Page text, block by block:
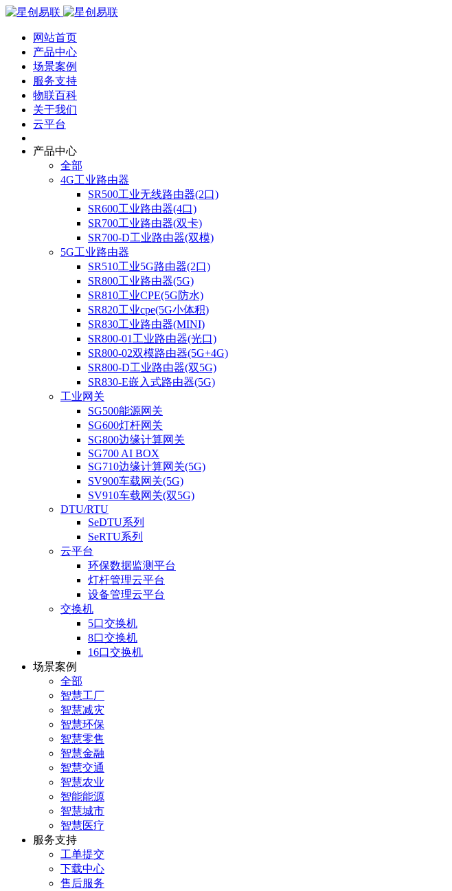
网站首页
产品中心
场景案例
服务支持
物联百科
关于我们
云平台
产品中心
全部
4G工业路由器
SR500工业无线路由器(2口)
SR600工业路由器(4口)
SR700工业路由器(双卡)
SR700-D工业路由器(双模)
5G工业路由器
SR510工业5G路由器(2口)
SR800工业路由器(5G)
SR810工业CPE(5G防水)
SR820工业cpe(5G小体积)
SR830工业路由器(MINI)
SR800-01工业路由器(光口)
SR800-02双模路由器(5G+4G)
SR800-D工业路由器(双5G)
SR830-E嵌入式路由器(5G)
工业网关
SG500能源网关
SG600灯杆网关
SG800边缘计算网关
SG700 AI BOX
SG710边缘计算网关(5G)
SV900车载网关(5G)
SV910车载网关(双5G)
DTU/RTU
SeDTU系列
SeRTU系列
云平台
环保数据监测平台
灯杆管理云平台
设备管理云平台
交换机
5口交换机
8口交换机
16口交换机
场景案例
全部
智慧工厂
智慧减灾
智慧环保
智慧零售
智慧金融
智慧交通
智慧农业
智能能源
智慧城市
智慧医疗
服务支持
工单提交
下载中心
售后服务